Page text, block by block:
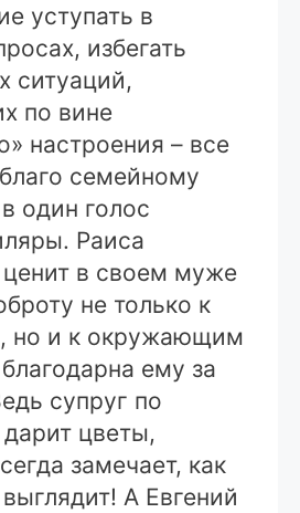
уступать в
избегать
ситуаций,
по вине
настроения – все
семейному
один голос
Раиса
ценит в своем муже
не только к
но и к окружающим
ему за
супруг по
цветы,
замечает, как
А Евгений